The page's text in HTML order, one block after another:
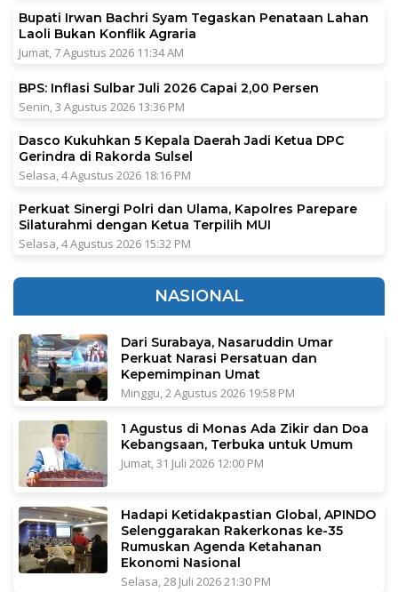
Bupati Irwan Bachri Syam Tegaskan Penataan Lahan
Laoli Bukan Konflik Agraria
Jumat, 7 Agustus 2026 11:34 AM
BPS: Inflasi Sulbar Juli 2026 Capai 2,00 Persen
Senin, 3 Agustus 2026 13:36 PM
Dasco Kukuhkan 5 Kepala Daerah Jadi Ketua DPC
Gerindra di Rakorda Sulsel
Selasa, 4 Agustus 2026 18:16 PM
Perkuat Sinergi Polri dan Ulama, Kapolres Parepare
Silaturahmi dengan Ketua Terpilih MUI
Selasa, 4 Agustus 2026 15:32 PM
NASIONAL
Dari Surabaya, Nasaruddin Umar
Perkuat Narasi Persatuan dan
Kepemimpinan Umat
Minggu, 2 Agustus 2026 19:58 PM
1 Agustus di Monas Ada Zikir dan Doa
Kebangsaan, Terbuka untuk Umum
Jumat, 31 Juli 2026 12:00 PM
Hadapi Ketidakpastian Global, APINDO
Selenggarakan Rakerkonas ke-35
Rumuskan Agenda Ketahanan
Ekonomi Nasional
Selasa, 28 Juli 2026 21:30 PM